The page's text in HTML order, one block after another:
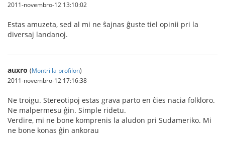
2011-novembro-12 13:10:02
Estas amuzeta, sed al mi ne ŝajnas ĝuste tiel opinii pri la
diversaj landanoj.
auxro (Montri la profilon)
2011-novembro-12 17:16:38
Ne troigu. Stereotipoj estas grava parto en ĉies nacia folkloro.
Ne malpermesu ĝin. Simple ridetu.
Verdire, mi ne bone komprenis la aludon pri Sudameriko. Mi
ne bone konas ĝin ankorau